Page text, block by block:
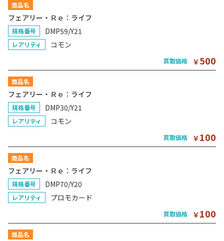
商品名
フェアリー・Ｒｅ：ライフ
規格番号 DMP59/Y21
レアリティ コモン
買取価格 ￥500
商品名
フェアリー・Ｒｅ：ライフ
規格番号 DMP30/Y21
レアリティ コモン
買取価格 ￥100
商品名
フェアリー・Ｒｅ：ライフ
規格番号 DMP70/Y20
レアリティ プロモカード
買取価格 ￥100
商品名